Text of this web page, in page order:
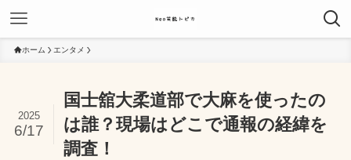
ホーム エンタメ
国士舘大柔道部で大麻を使ったの
は誰？現場はどこで通報の経緯を
調査！
2025
6/17